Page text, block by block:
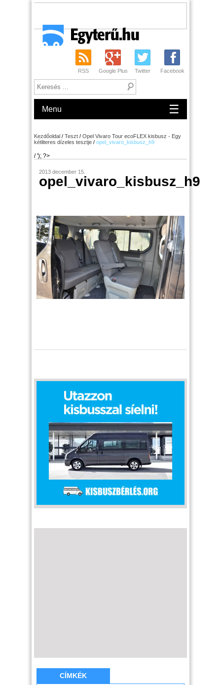
RSS Google Plus Twitter Facebook
Menu ☰
Kezdőoldal / Teszt / Opel Vivaro Tour ecoFLEX kisbusz - Egy
kétliteres dízeles tesztje / opel_vivaro_kisbusz_h9
/ '); ?>
2013 december 15.
opel_vivaro_kisbusz_h9
CÍMKÉK